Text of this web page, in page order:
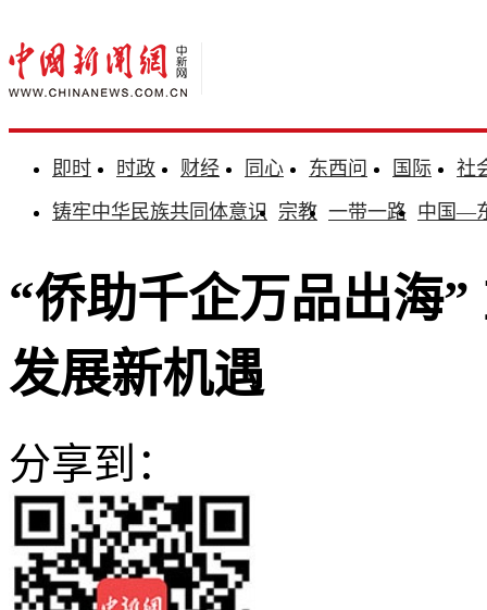
即时 时政 财经 同心 东西问 国际
社
铸牢中华民族共同体意识 宗教 一带一路 中国—
“侨助千企万品出海
发展新机遇
分享到：